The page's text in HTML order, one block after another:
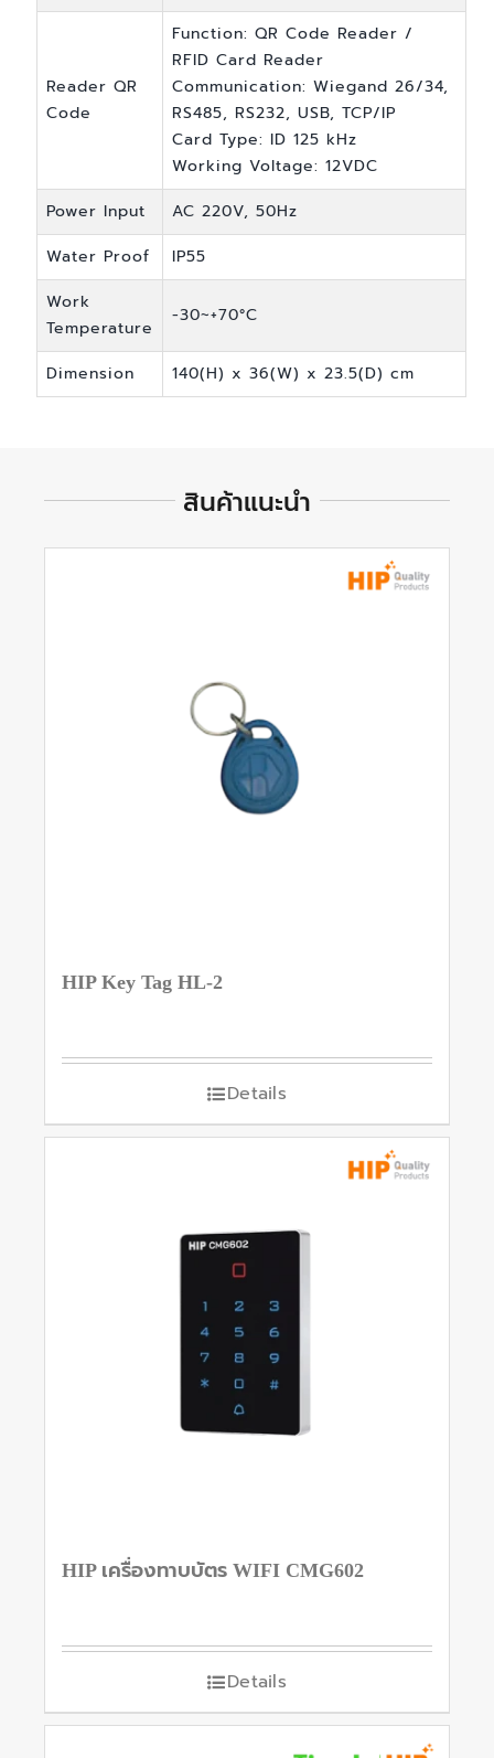
Reader QR
Code
Function: QR Code Reader /
RFID Card Reader
Communication: Wiegand 26/34,
RS485, RS232, USB, TCP/IP
Card Type: ID 125 kHz
Working Voltage: 12VDC
Power Input
AC 220V, 50Hz
Water Proof
IP55
Work
Temperature
-30~+70°C
Dimension 140(H) x 36(W) x 23.5(D) cm
สินค้าแนะนำ
HIP Key Tag HL-2
Details
HIP เครื่องทาบบัตร WIFI CMG602
Details